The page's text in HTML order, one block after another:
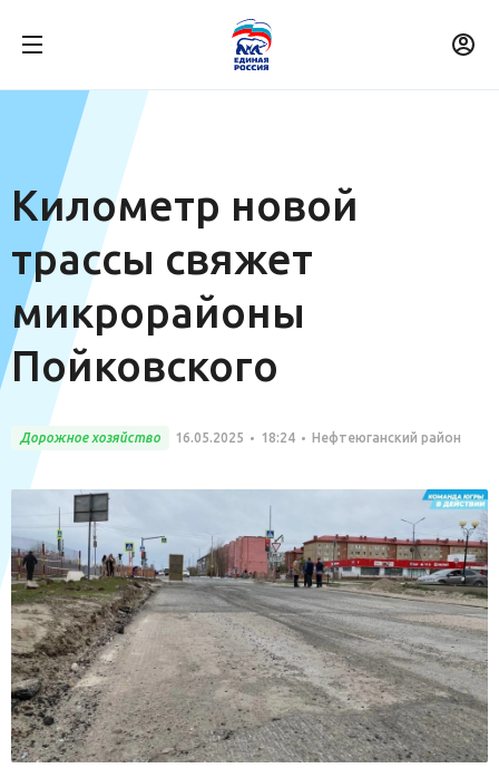
Километр новой
трассы свяжет
микрорайоны
Пойковского
Дорожное хозяйство 16.05.2025 18:24 Нефтеюганский район